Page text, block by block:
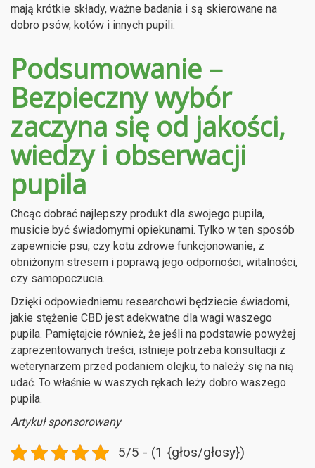
mają krótkie składy, ważne badania i są skierowane na
dobro psów, kotów i innych pupili.
Podsumowanie –
Bezpieczny wybór
zaczyna się od jakości,
wiedzy i obserwacji
pupila
Chcąc dobrać najlepszy produkt dla swojego pupila,
musicie być świadomymi opiekunami. Tylko w ten sposób
zapewnicie psu, czy kotu zdrowe funkcjonowanie, z
obniżonym stresem i poprawą jego odporności, witalności,
czy samopoczucia.
Dzięki odpowiedniemu researchowi będziecie świadomi,
jakie stężenie CBD jest adekwatne dla wagi waszego
pupila. Pamiętajcie również, że jeśli na podstawie powyżej
zaprezentowanych treści, istnieje potrzeba konsultacji z
weterynarzem przed podaniem olejku, to należy się na nią
udać. To właśnie w waszych rękach leży dobro waszego
pupila.
Artykuł sponsorowany
5/5 - (1 {głos/głosy})